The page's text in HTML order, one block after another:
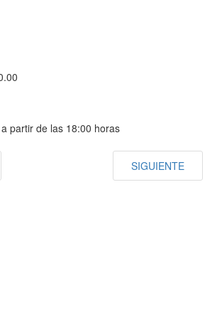
partir de las 18:00 horas
SIGUIENTE